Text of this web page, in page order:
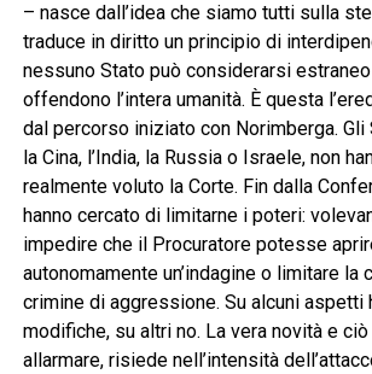
– nasce dall’idea che siamo tutti sulla
traduce in diritto un principio di
nessuno Stato può considerarsi
offendono l’intera umanità. È questa
dal percorso iniziato con Norimberga. Gli
la Cina, l’India, la Russia o Israele, non
realmente voluto la Corte. Fin dalla
hanno cercato di limitarne i poteri:
impedire che il Procuratore potesse
autonomamente un’indagine o limitare la
crimine di aggressione. Su alcuni aspetti
modifiche, su altri no. La vera novità e
allarmare, risiede nell’intensità